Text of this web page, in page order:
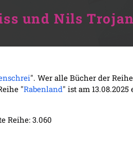
und Nils Trojan
". Wer alle Bücher der
"Rabenland" ist am
Reihe: 3.060